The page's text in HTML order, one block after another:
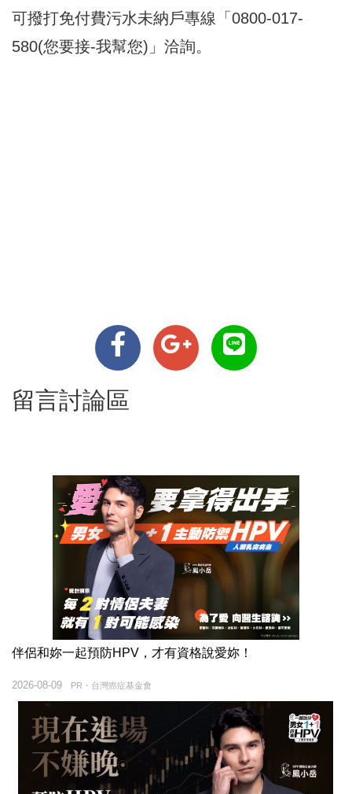
可撥打免付費污水未納戶專線「0800-017-
580(您要接-我幫您)」洽詢。
留言討論區
伴侶和妳一起預防HPV，才有資格說愛妳！
PR・台灣癌症基金會
2026-08-09